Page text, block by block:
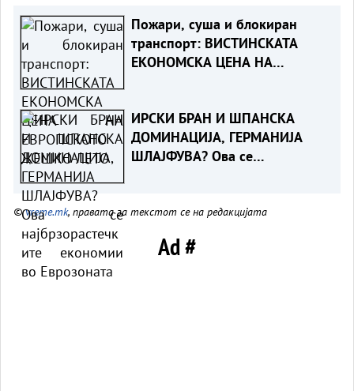
Пожари, суша и блокиран
транспорт: ВИСТИНСКАТА
ЕКОНОМСКА ЦЕНА НА
ИРСКИ БРАН И ШПАНСКА
ДОМИНАЦИЈА, ГЕРМАНИЈА
ШЛАЈФУВА? Ова се
©vreme.mk, правата за текстот се на редакцијата
Ad #